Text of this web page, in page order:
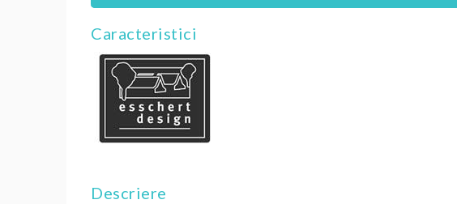
Caracteristici
Descriere